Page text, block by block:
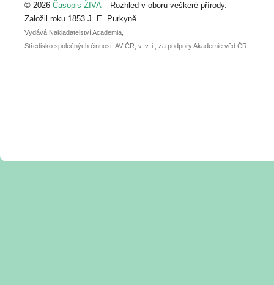
abstraktu přihlášené přednášky nebo
posteru je už 30. června.
© 2026 Časopis ŽIVA– Rozhled v oboru veškeré přírody.
Založil roku 1853 J. E. Purkyně.
Vydává Nakladatelství Academia,
Středisko společných činností AV ČR, v. v. i., za podpory Akademie věd ČR.